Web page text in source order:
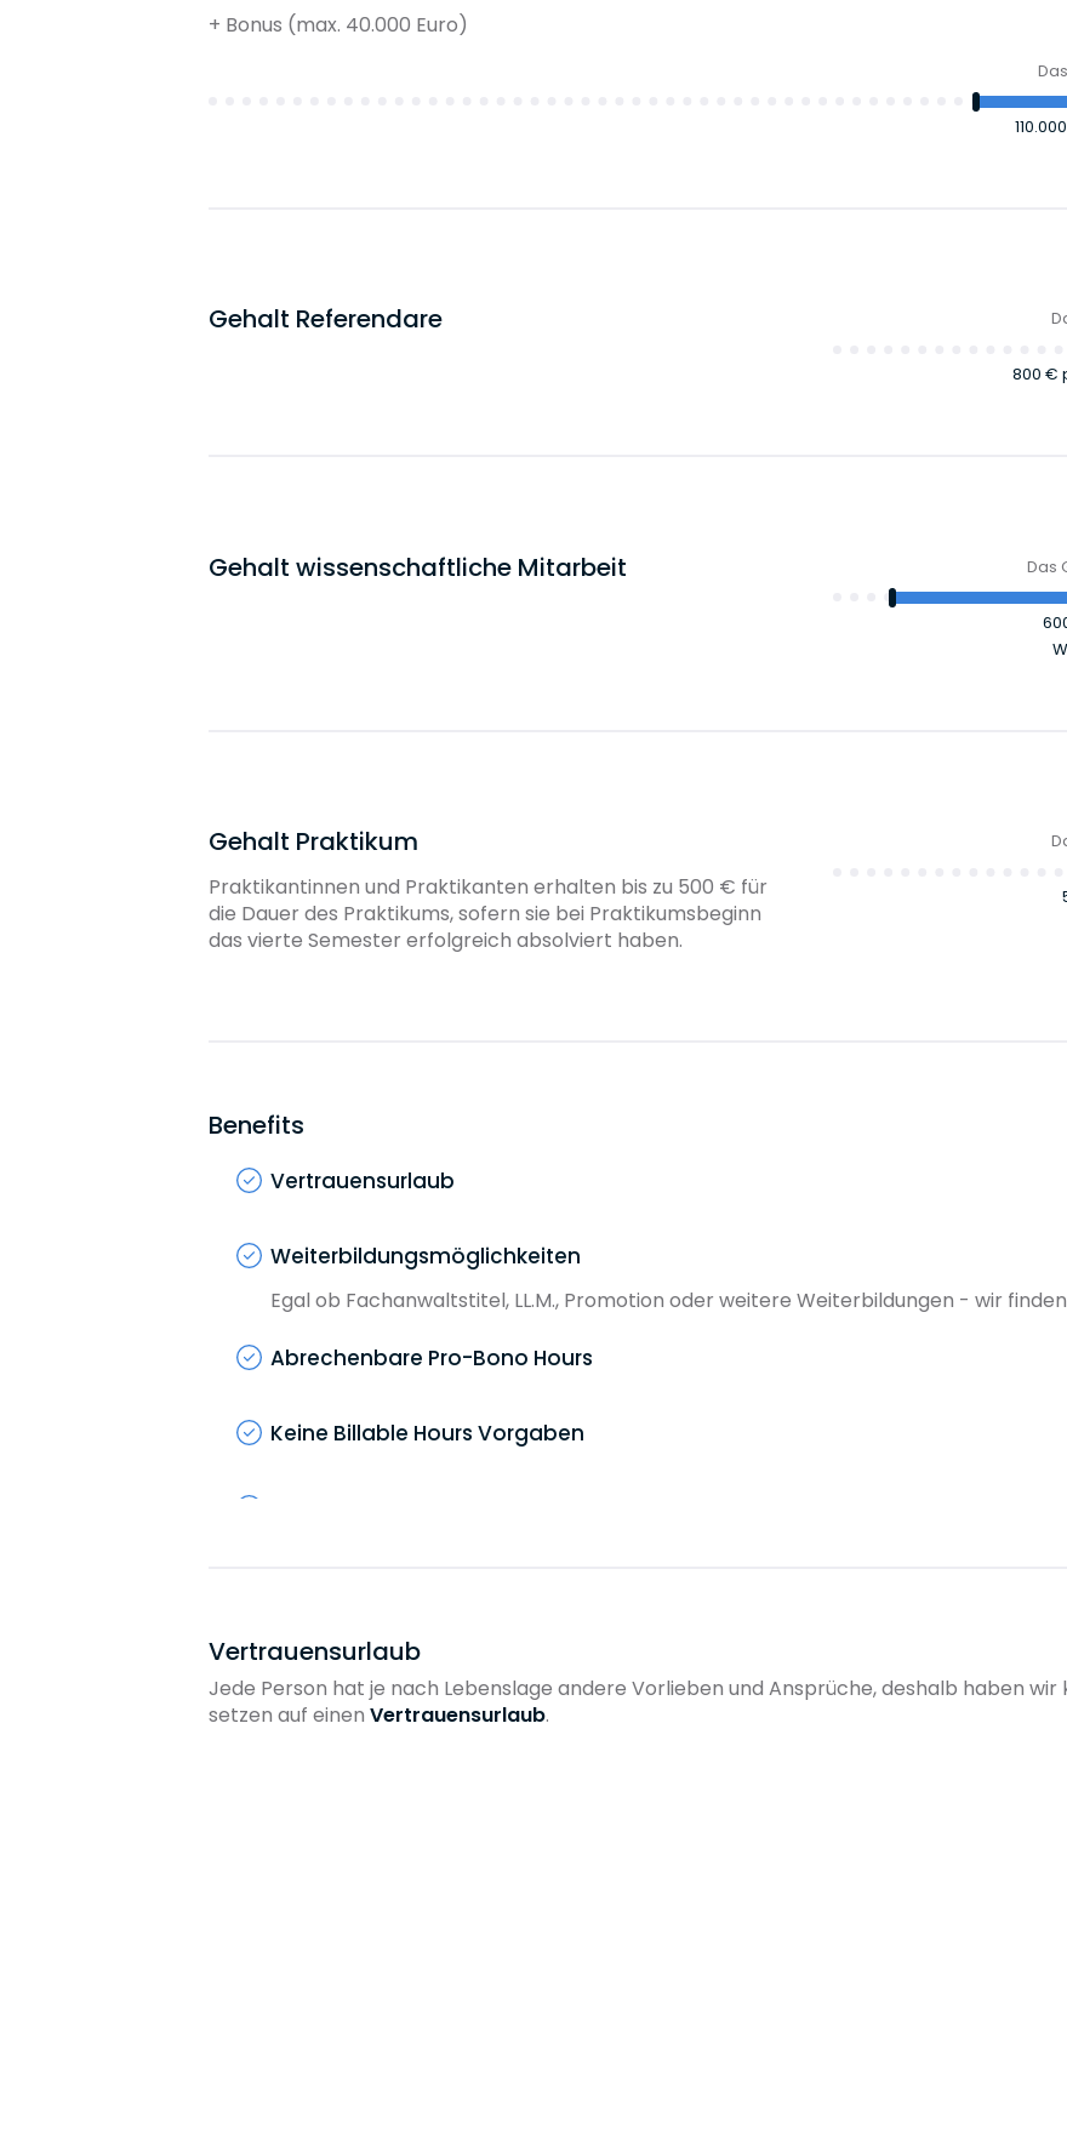
+ Bonus (max. 40.000 Euro)
Gehalt Referendare
800 €
Gehalt wissenschaftliche Mitarbeit Das
Gehalt Praktikum
Praktikantinnen und Praktikanten erhalten bis zu 500 € für
die Dauer des Praktikums, sofern sie bei Praktikumsbeginn
das vierte Semester erfolgreich absolviert haben.
Benefits
Vertrauensurlaub
Weiterbildungsmöglichkeiten
Egal ob Fachanwaltstitel, LL.M., Promotion oder weitere Weiterbildungen - wir
Abrechenbare Pro-Bono Hours
Keine Billable Hours Vorgaben
Kindergartenzuschuss und Kinderbetreuungstage
Vertrauensurlaub
Jede Person hat je nach Lebenslage andere Vorlieben und Ansprüche, deshalb haben
setzen auf einen Vertrauensurlaub.